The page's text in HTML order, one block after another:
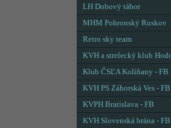
LH Dobový tábor
MHM Pohronský Ruskov
Retro sky team
KVH a strelecký klub
Klub ČSĽA Kolíňany - FB
KVH PS Záhorská Ves - FB
KVPH Bratislava - FB
KVH Slovenská brána - FB